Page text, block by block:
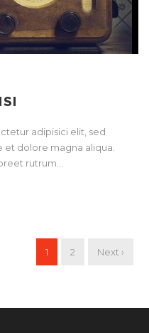
adipisici elit, sed
dolore magna aliqua.
rutrum...
1 2 Next ›